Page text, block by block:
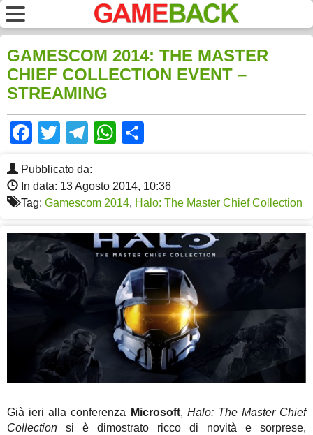
GAMESCOM 2014: THE MASTER
CHIEF COLLECTION EVENT –
STREAMING
Facebook
TwitterTelegram
WhatsApp
Pubblicato da:
In data: 13 Agosto 2014, 10:36
Tag: Gamescom 2014, Halo: The Master Chief Collection
Già ieri alla conferenza Microsoft, Halo: The Master Chief
Collection si è dimostrato ricco di novità e sorprese,